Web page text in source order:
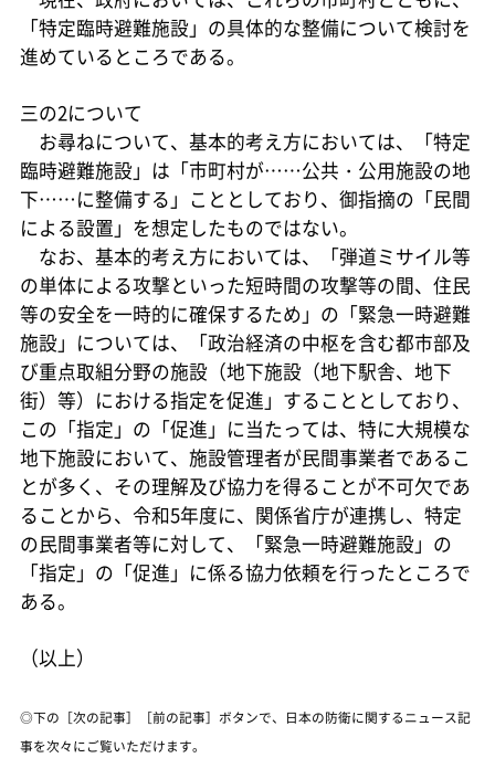
「特定臨時避難施設」の具体的な整備について検討を
進めているところである。
三の2について
お尋ねについて、基本的考え方においては、「特定
臨時避難施設」は「市町村が……公共・公用施設の地
下……に整備する」こととしており、御指摘の「民間
による設置」を想定したものではない。
なお、基本的考え方においては、「弾道ミサイル等
の単体による攻撃といった短時間の攻撃等の間、住民
等の安全を一時的に確保するため」の「緊急一時避難
施設」については、「政治経済の中枢を含む都市部及
び重点取組分野の施設（地下施設（地下駅舎、地下
街）等）における指定を促進」することとしており、
この「指定」の「促進」に当たっては、特に大規模な
地下施設において、施設管理者が民間事業者であるこ
とが多く、その理解及び協力を得ることが不可欠であ
ることから、令和5年度に、関係省庁が連携し、特定
の民間事業者等に対して、「緊急一時避難施設」の
「指定」の「促進」に係る協力依頼を行ったところで
ある。
（以上）
◎下の［次の記事］［前の記事］ボタンで、日本の防衛に関するニュース記
事を次々にご覧いただけます。